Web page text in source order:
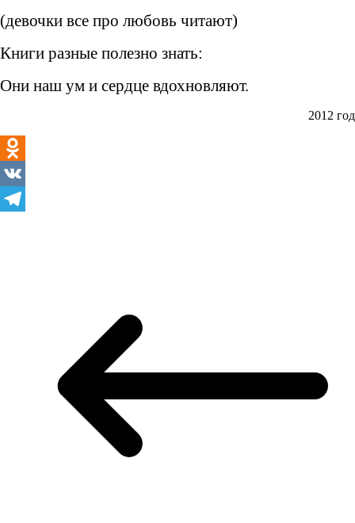
(девочки все про любовь читают)
Книги разные полезно знать:
Они наш ум и сердце вдохновляют.
2012 год
Odnoklassniki
VK